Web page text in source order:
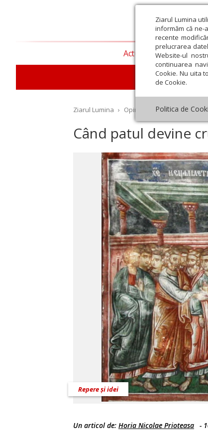
Ziarul Lumina
informăm că
recente
prelucrarea
Website-ul
continuarea
Cookie. Nu uita
de Cookie.
Politica de
Actualitate religioasă
Ziarul Lumina › Opinii Repere și idei ›
Când patul devine
Repere și idei
Un articol de: Horia Nicolae Prioteasa -
Octombrie Noiembrie Decembrie